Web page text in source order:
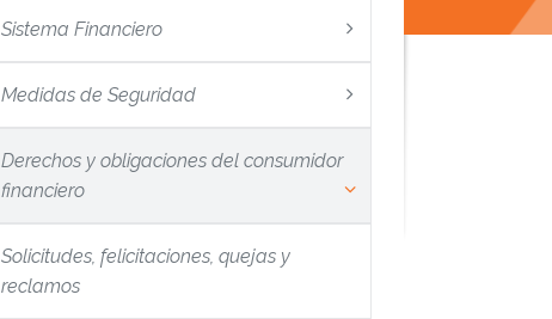
Sistema Financiero
Medidas de Seguridad
Derechos y obligaciones del consumidor
financiero
Solicitudes, felicitaciones, quejas y
reclamos